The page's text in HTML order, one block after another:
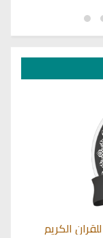
الكريم